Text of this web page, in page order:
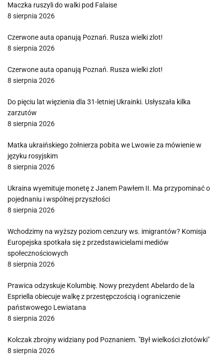
Maczka ruszyli do walki pod Falaise
8 sierpnia 2026
Czerwone auta opanują Poznań. Rusza wielki zlot!
8 sierpnia 2026
Czerwone auta opanują Poznań. Rusza wielki zlot!
8 sierpnia 2026
Do pięciu lat więzienia dla 31-letniej Ukrainki. Usłyszała kilka
zarzutów
8 sierpnia 2026
Matka ukraińskiego żołnierza pobita we Lwowie za mówienie w
języku rosyjskim
8 sierpnia 2026
Ukraina wyemituje monetę z Janem Pawłem II. Ma przypominać o
pojednaniu i wspólnej przyszłości
8 sierpnia 2026
Wchodzimy na wyższy poziom cenzury ws. imigrantów? Komisja
Europejska spotkała się z przedstawicielami mediów
społecznościowych
8 sierpnia 2026
Prawica odzyskuje Kolumbię. Nowy prezydent Abelardo de la
Espriella obiecuje walkę z przestępczością i ograniczenie
państwowego Lewiatana
8 sierpnia 2026
Kolczak zbrojny widziany pod Poznaniem. "Był wielkości złotówki"
8 sierpnia 2026